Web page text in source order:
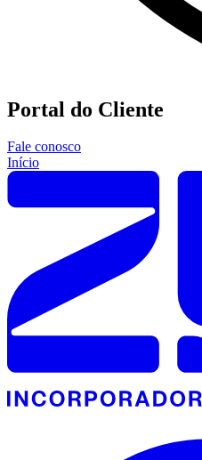
Portal do Cliente
Fale conosco
Início